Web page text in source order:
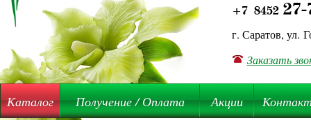
+7 845227-
г. Саратов, ул.
Заказать
Каталог Получение / Оплата Акции